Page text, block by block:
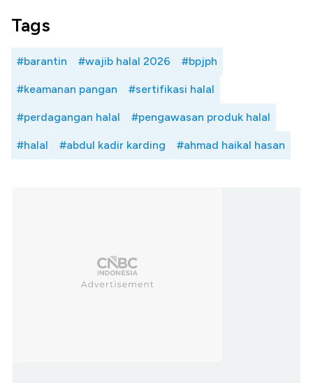
Tags
#barantin #wajib halal 2026 #bpjph
#keamanan pangan #sertifikasi halal
#perdagangan halal #pengawasan produk halal
#halal #abdul kadir karding #ahmad haikal hasan